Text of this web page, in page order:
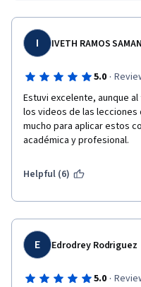
I IVETH RAMOS
5.0 ·
Estuvi excelente, aunque
los videos de las lecciones
mucho para aplicar estos
académica y profesional.
Helpful (6)
E Edrodrey Rodriguez
5.0 ·